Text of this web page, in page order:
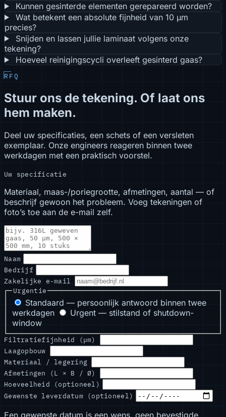
Kunnen gesinterde elementen gerepareerd worden?
Wat betekent een absolute fijnheid van 10 µm
precies?
Snijden en lassen jullie laminaat volgens onze
tekening?
Hoeveel reinigingscycli overleeft gesinterd gaas?
RFQ
Stuur ons de tekening. Of laat ons
hem maken.
Deel uw specificaties, een schets of een versleten
exemplaar. Onze engineers reageren binnen twee
werkdagen met een praktisch voorstel.
Uw specificatie
Materiaal, maas-/poriegrootte, afmetingen, aantal — of
beschrijf gewoon het probleem. Voeg tekeningen of
foto’s toe aan de e-mail zelf.
Naam
Bedrijf
Zakelijke e-mail
Urgentie
Standaard — persoonlijk antwoord binnen twee
werkdagen
Urgent — stilstand of shutdown-
window
Filtratiefijnheid (µm)
Laagopbouw
Materiaal / legering
Afmetingen (L × B / Ø)
Hoeveelheid (optioneel)
Gewenste leverdatum (optioneel)